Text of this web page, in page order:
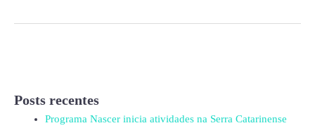
Posts recentes
Programa Nascer inicia atividades na Serra Catarinense